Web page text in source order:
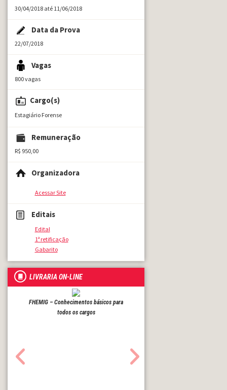
30/04/2018 até 11/06/2018
Data da Prova
22/07/2018
Vagas
800 vagas
Cargo(s)
Estagiário Forense
Remuneração
R$ 950,00
Organizadora
Acessar Site
Editais
Edital
1ª retificação
Gabarito
LIVRARIA ON-LINE
FHEMIG – Conhecimentos básicos para
todos os cargos